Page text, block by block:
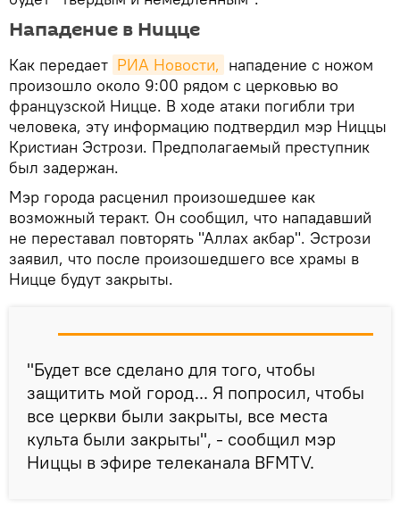
Нападение в Ницце
Как передает РИА Новости, нападение с ножом
произошло около 9:00 рядом с церковью во
французской Ницце. В ходе атаки погибли три
человека, эту информацию подтвердил мэр Ниццы
Кристиан Эстрози. Предполагаемый преступник
был задержан.
Мэр города расценил произошедшее как
возможный теракт. Он сообщил, что нападавший
не переставал повторять "Аллах акбар". Эстрози
заявил, что после произошедшего все храмы в
Ницце будут закрыты.
"Будет все сделано для того, чтобы
защитить мой город... Я попросил, чтобы
все церкви были закрыты, все места
культа были закрыты", - сообщил мэр
Ниццы в эфире телеканала BFMTV.